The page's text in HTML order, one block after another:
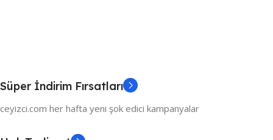
Süper İndirim Fırsatları
ceyizci.com her hafta yeni şok edici kampanyalar